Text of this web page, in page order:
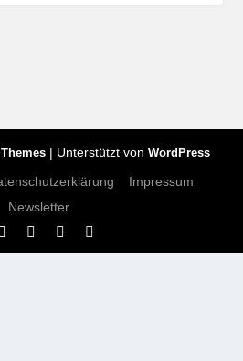
| Unterstützt von WordPress
Impressum
Newsletter